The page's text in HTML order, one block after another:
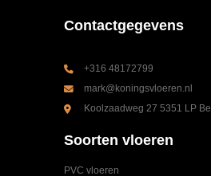
Contactgegevens
+316 48172799
mark@koningsvloeren.nl
Koolzaadweg 27 5351 LP
Soorten vloeren
PVC vloeren